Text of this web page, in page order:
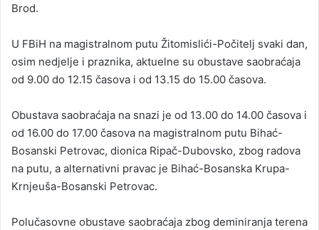
Brod.
U FBiH na magistralnom putu Žitomislići-Počitelj svaki dan,
osim nedjelje i praznika, aktuelne su obustave saobraćaja
od 9.00 do 12.15 časova i od 13.15 do 15.00 časova.
Obustava saobraćaja na snazi je od 13.00 do 14.00 časova i
od 16.00 do 17.00 časova na magistralnom putu Bihać-
Bosanski Petrovac, dionica Ripač-Dubovsko, zbog radova
na putu, a alternativni pravac je Bihać-Bosanska Krupa-
Krnjeuša-Bosanski Petrovac.
Polučasovne obustave saobraćaja zbog deminiranja terena